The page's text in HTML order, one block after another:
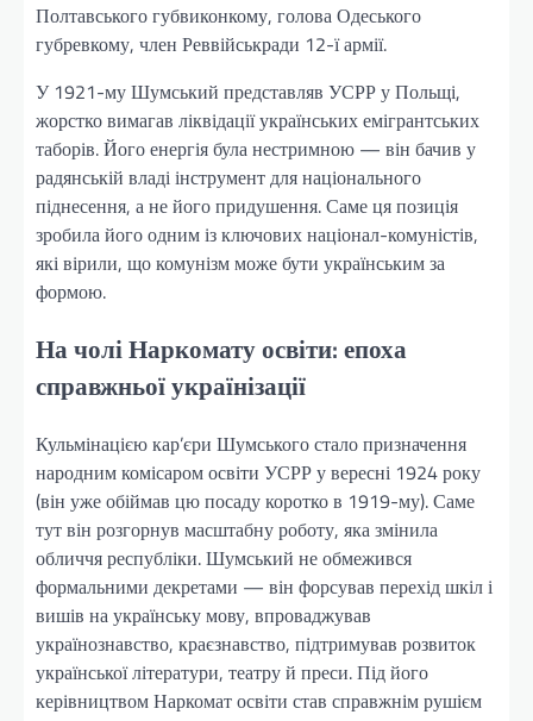
Полтавського губвиконкому, голова Одеського
губревкому, член Реввійськради 12-ї армії.
У 1921-му Шумський представляв УСРР у Польщі,
жорстко вимагав ліквідації українських емігрантських
таборів. Його енергія була нестримною — він бачив у
радянській владі інструмент для національного
піднесення, а не його придушення. Саме ця позиція
зробила його одним із ключових націонал-комуністів,
які вірили, що комунізм може бути українським за
формою.
На чолі Наркомату освіти: епоха
справжньої українізації
Кульмінацією кар’єри Шумського стало призначення
народним комісаром освіти УСРР у вересні 1924 року
(він уже обіймав цю посаду коротко в 1919-му). Саме
тут він розгорнув масштабну роботу, яка змінила
обличчя республіки. Шумський не обмежився
формальними декретами — він форсував перехід шкіл і
вишів на українську мову, впроваджував
українознавство, краєзнавство, підтримував розвиток
української літератури, театру й преси. Під його
керівництвом Наркомат освіти став справжнім рушієм